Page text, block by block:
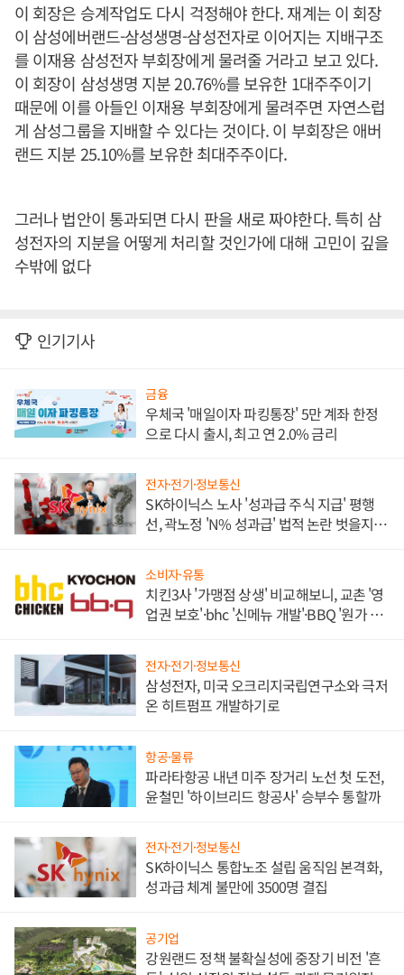
이 회장은 승계작업도 다시 걱정해야 한다. 재계는 이 회장
이 삼성에버랜드-삼성생명-삼성전자로 이어지는 지배구조
를 이재용 삼성전자 부회장에게 물려줄 거라고 보고 있다.
이 회장이 삼성생명 지분 20.76%를 보유한 1대주주이기
때문에 이를 아들인 이재용 부회장에게 물려주면 자연스럽
게 삼성그룹을 지배할 수 있다는 것이다. 이 부회장은 애버
랜드 지분 25.10%를 보유한 최대주주이다.
그러나 법안이 통과되면 다시 판을 새로 짜야한다. 특히 삼
성전자의 지분을 어떻게 처리할 것인가에 대해 고민이 깊을
수밖에 없다
인기기사
금융
우체국 '매일이자 파킹통장' 5만 계좌 한정
으로 다시 출시, 최고 연 2.0% 금리
전자·전기·정보통신
SK하이닉스 노사 '성과급 주식 지급' 평행
선, 곽노정 'N% 성과급' 법적 논란 벗을지 주
소비자·유통
치킨3사 '가맹점 상생' 비교해보니, 교촌 '영
업권 보호'·bhc '신메뉴 개발'·BBQ '원가 부
전자·전기·정보통신
삼성전자, 미국 오크리지국립연구소와 극저
온 히트펌프 개발하기로
항공·물류
파라타항공 내년 미주 장거리 노선 첫 도전,
윤철민 '하이브리드 항공사' 승부수 통할까
전자·전기·정보통신
SK하이닉스 통합노조 설립 움직임 본격화,
성과급 체계 불만에 3500명 결집
공기업
강원랜드 정책 불확실성에 중장기 비전 '흔